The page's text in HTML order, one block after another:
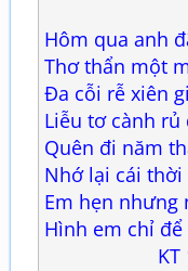
Hôm qua anh
Thơ thẩn một
Đa cỗi rễ xiên
Liễu tơ cành
Quên đi năm
Nhớ lại cái thời
Em hẹn nhưng
Hình em chỉ
KT